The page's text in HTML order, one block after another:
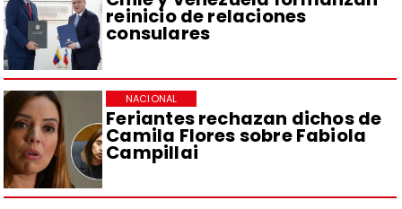
reinicio de relaciones
consulares
Feriantes rechazan dichos de
Camila Flores sobre Fabiola
Campillai
NACIONAL